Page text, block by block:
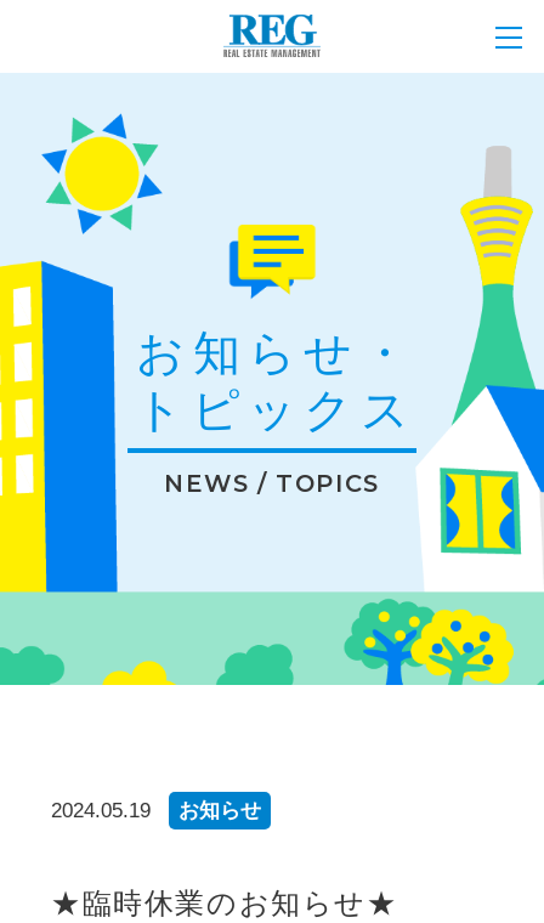
お知らせ・
トピックス
NEWS / TOPICS
2024.05.19 お知らせ
★臨時休業のお知らせ★